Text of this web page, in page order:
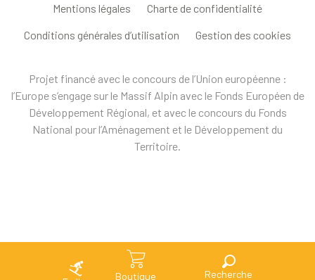
Boutique Recherche
Mentions légales Charte de confidentialité
Conditions générales d’utilisation Gestion des cookies
Projet financé avec le concours de l’Union européenne :
l’Europe s’engage sur le Massif Alpin avec le Fonds Européen de
Développement Régional, et avec le concours du Fonds
National pour l’Aménagement et le Développement du
Territoire.